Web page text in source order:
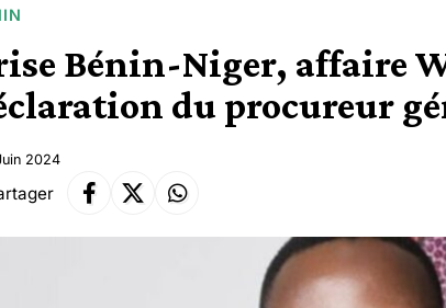
Bénin-Niger, affaire
du procureur
2024